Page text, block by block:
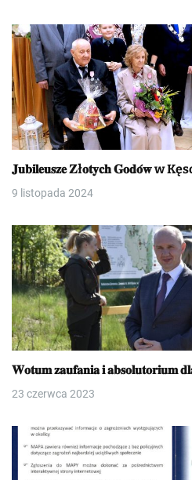
𝐉𝐮𝐛𝐢𝐥𝐞𝐮𝐬𝐳𝐞 𝐙ł𝐨𝐭𝐲𝐜𝐡 𝐆𝐨𝐝𝐨́𝐰 w
9 listopada 2024
𝐖𝐨𝐭𝐮𝐦 𝐳𝐚𝐮𝐟𝐚𝐧𝐢𝐚 𝐢 𝐚𝐛𝐬𝐨𝐥𝐮𝐭𝐨𝐫𝐢𝐮𝐦
23 czerwca 2023